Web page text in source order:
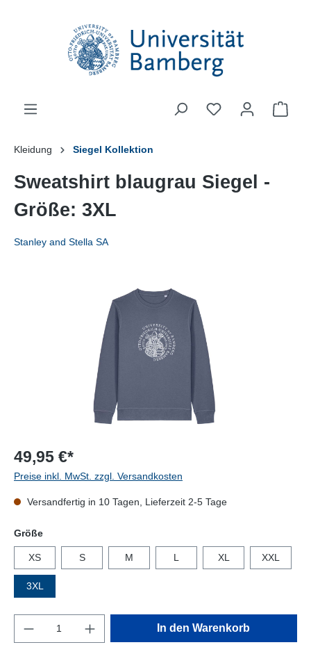
Kleidung Siegel Kollektion
Sweatshirt blaugrau Siegel -
Größe: 3XL
Stanley and Stella SA
49,95 €*
Preise inkl. MwSt. zzgl. Versandkosten
Versandfertig in 10 Tagen, Lieferzeit 2-5 Tage
Größeauswählen
XS S M L XL XXL
3XL
Produkt Anzahl: Gib den gewünschten
In den Warenkorb